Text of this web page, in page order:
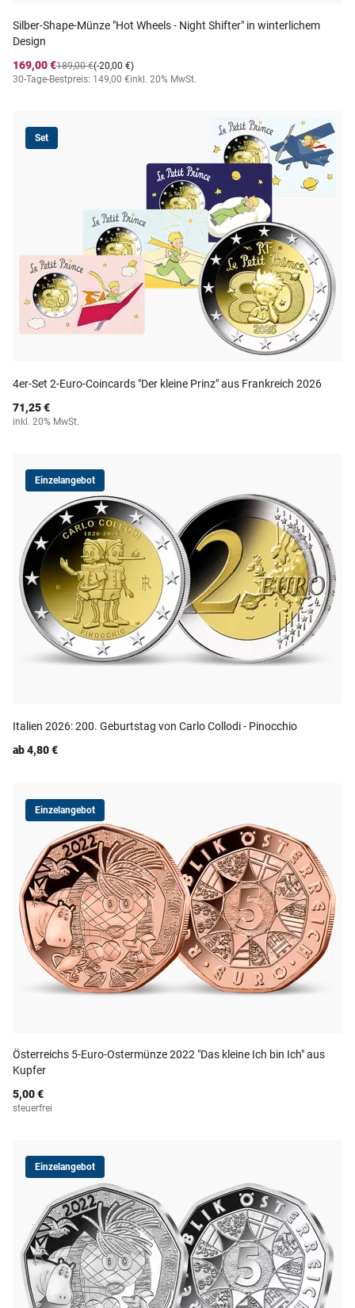
Silber-Shape-Münze "Hot Wheels - Night Shifter" in winterlichem
Design
169,00 €
(-20,00 €)
189,00 €
30-Tage-Bestpreis: 149,00 €inkl. 20% MwSt.
Set
4er-Set 2-Euro-Coincards "Der kleine Prinz" aus Frankreich 2026
71,25 €
inkl. 20% MwSt.
Einzelangebot
Italien 2026: 200. Geburtstag von Carlo Collodi - Pinocchio
ab 4,80 €
Einzelangebot
Österreichs 5-Euro-Ostermünze 2022 "Das kleine Ich bin Ich" aus
Kupfer
5,00 €
steuerfrei
Einzelangebot